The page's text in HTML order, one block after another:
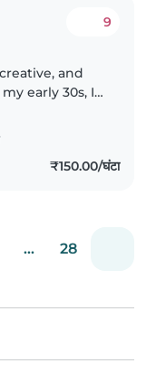
9
and
early 30s, I
experience
₹150.00/घंटा
... 28